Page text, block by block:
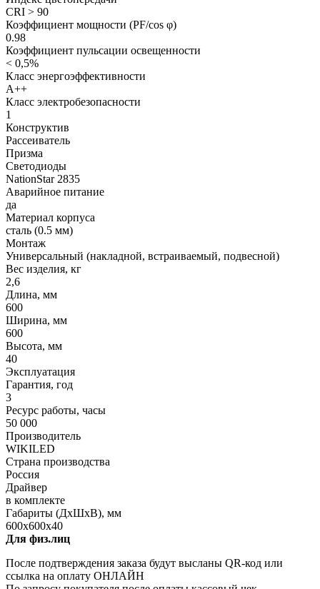
CRI > 90
Коэффициент мощности (PF/cos φ)
0.98
Коэффициент пульсации освещенности
< 0,5%
Класс энергоэффективности
А++
Класс электробезопасности
1
Конструктив
Рассеиватель
Призма
Светодиоды
NationStar 2835
Аварийное питание
да
Материал корпуса
сталь (0.5 мм)
Монтаж
Универсальный (накладной, встраиваемый, подвесной)
Вес изделия, кг
2,6
Длина, мм
600
Ширина, мм
600
Высота, мм
40
Эксплуатация
Гарантия, год
3
Ресурс работы, часы
50 000
Производитель
WIKILED
Страна производства
Россия
Драйвер
в комплекте
Габариты (ДхШхВ), мм
600х600х40
Для физ.лиц
После подтверждения заказа будут высланы QR-код или
ссылка на оплату ОНЛАЙН